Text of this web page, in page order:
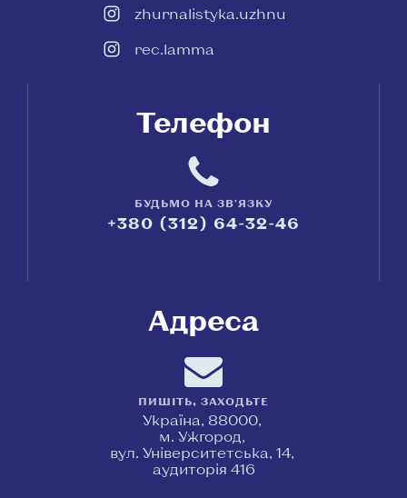
zhurnalistyka.uzhnu
rec.lamma
Телефон
БУДЬМО НА ЗВ'ЯЗКУ
+380 (312) 64-32-46
Адреса
ПИШІТЬ, ЗАХОДЬТЕ
Україна, 88000,
м. Ужгород,
вул. Університетська, 14,
аудиторія 416